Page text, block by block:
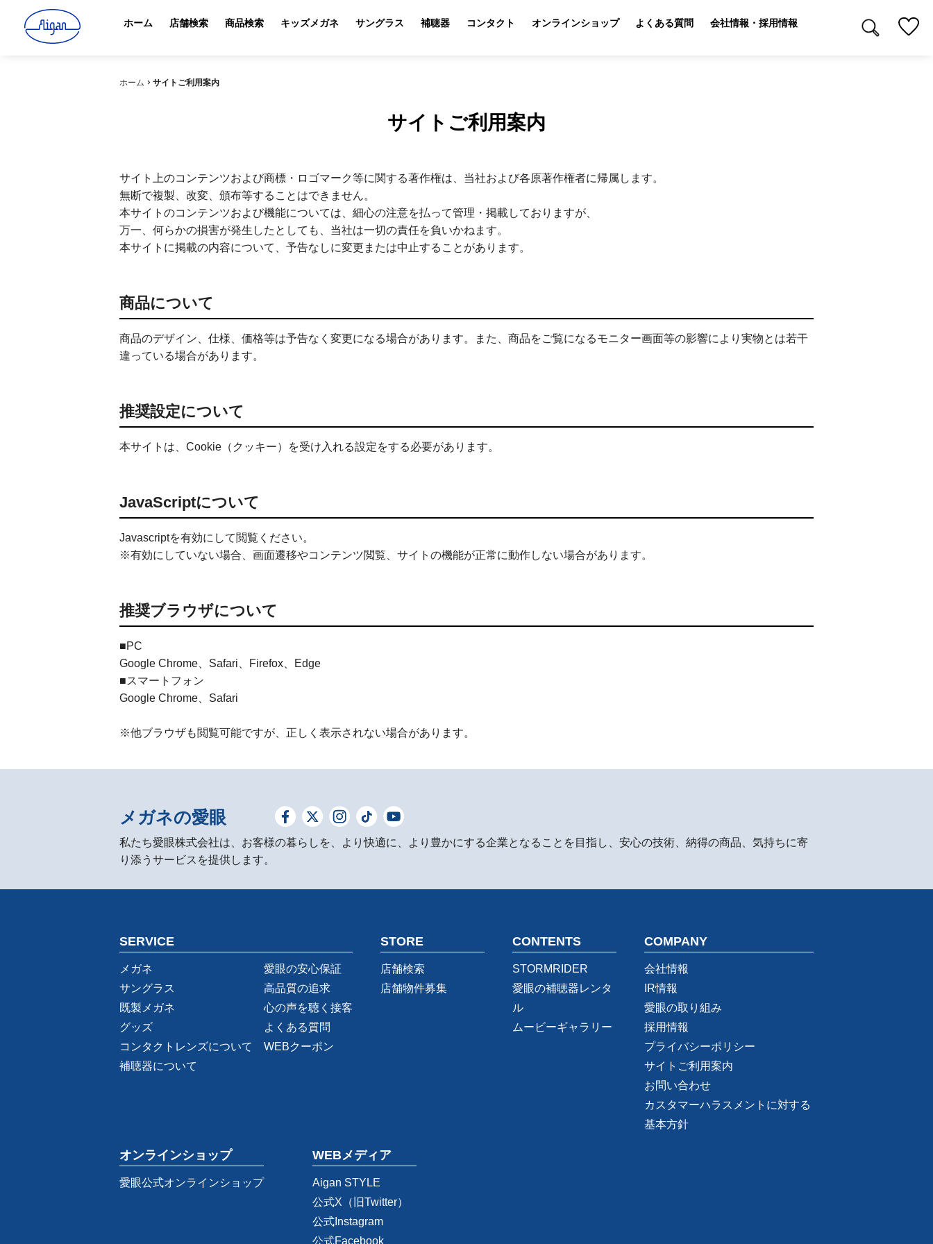
ホーム 店舗検索 商品検索 キッズメガネ サングラス 補聴器 コンタクト オンラインショップ よくある質問 会社情報・採用情報
ホーム サイトご利用案内
サイトご利用案内
サイト上のコンテンツおよび商標・ロゴマーク等に関する著作権は、当社および各原著作権者に帰属します。
無断で複製、改変、頒布等することはできません。
本サイトのコンテンツおよび機能については、細心の注意を払って管理・掲載しておりますが、
万一、何らかの損害が発生したとしても、当社は一切の責任を負いかねます。
本サイトに掲載の内容について、予告なしに変更または中止することがあります。
商品について
商品のデザイン、仕様、価格等は予告なく変更になる場合があります。また、商品をご覧になるモニター画面等の影響により実物とは若干
違っている場合があります。
推奨設定について
本サイトは、Cookie（クッキー）を受け入れる設定をする必要があります。
JavaScriptについて
Javascriptを有効にして閲覧ください。
※有効にしていない場合、画面遷移やコンテンツ閲覧、サイトの機能が正常に動作しない場合があります。
推奨ブラウザについて
■PC
Google Chrome、Safari、Firefox、Edge
■スマートフォン
Google Chrome、Safari
※他ブラウザも閲覧可能ですが、正しく表示されない場合があります。
メガネの愛眼
私たち愛眼株式会社は、お客様の暮らしを、より快適に、より豊かにする企業となることを目指し、安心の技術、納得の商品、気持ちに寄
り添うサービスを提供します。
SERVICE
メガネ
サングラス
既製メガネ
グッズ
コンタクトレンズについて
補聴器について
愛眼の安心保証
高品質の追求
心の声を聴く接客
よくある質問
WEBクーポン
STORE
店舗検索
店舗物件募集
CONTENTS
STORMRIDER
愛眼の補聴器レンタ
ル
ムービーギャラリー
COMPANY
会社情報
IR情報
愛眼の取り組み
採用情報
プライバシーポリシー
サイトご利用案内
お問い合わせ
カスタマーハラスメントに対する
基本方針
オンラインショップ
愛眼公式オンラインショップ
WEBメディア
Aigan STYLE
公式X（旧Twitter）
公式Instagram
公式Facebook